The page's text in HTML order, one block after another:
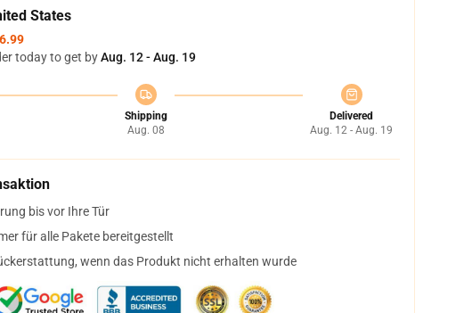
States
today to get byAug. 12 - Aug. 19
Shipping
Aug. 08
Delivered
Aug. 12 - Aug. 19
bis vor Ihre Tür
für alle Pakete bereitgestellt
wenn das Produkt nicht erhalten wurde